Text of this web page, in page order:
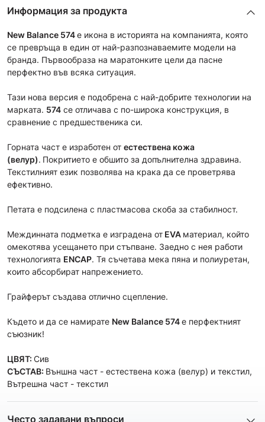
Информация за продукта
New Balance 574е икона в историята на компанията, която
се превръща в един от най-разпознаваемите модели на
бранда. Първообраза на маратонките цели да пасне
перфектно във всяка ситуация.
Тази нова версия е подобрена с най-добрите технологии на
марката. 574 се отличава с по-широка конструкция, в
сравнение с предшественика си.
Горната част е изработен от естествена кожа
(велур). Покритието е обшито за допълнителна здравина.
Текстилният език позволява на крака да се проветрява
ефективно.
Петата е подсилена с пластмасова скоба за стабилност.
Междинната подметка е изградена от EVA материал, който
омекотява усещането при стъпване. Заедно с нея работи
технологията ENCAP. Тя съчетава мека пяна и полиуретан,
които абсорбират напрежението.
Грайферът създава отлично сцепление.
Където и да се намирате New Balance 574е перфектният
съюзник!
ЦВЯТ: Сив
СЪСТАВ: Външна част - естествена кожа (велур) и текстил,
Вътрешна част - текстил
Често задавани въпроси